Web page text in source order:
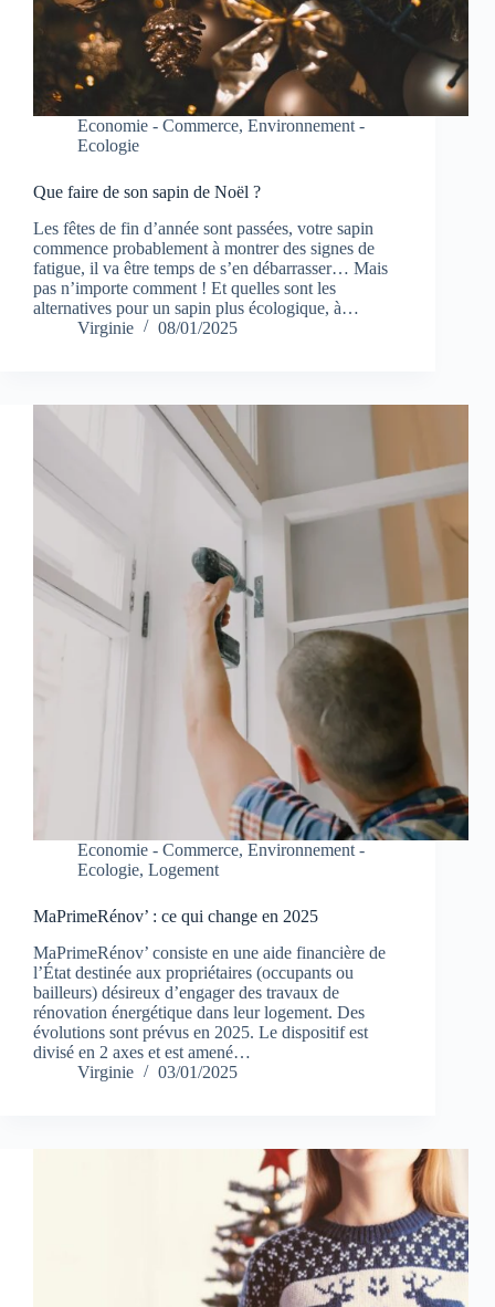
Economie - Commerce, Environnement -
Ecologie
Que faire de son sapin de Noël ?
Les fêtes de fin d’année sont passées, votre sapin
commence probablement à montrer des signes de
fatigue, il va être temps de s’en débarrasser… Mais
pas n’importe comment ! Et quelles sont les
alternatives pour un sapin plus écologique, à…
Virginie
08/01/2025
Economie - Commerce, Environnement -
Ecologie, Logement
MaPrimeRénov’ : ce qui change en 2025
MaPrimeRénov’ consiste en une aide financière de
l’État destinée aux propriétaires (occupants ou
bailleurs) désireux d’engager des travaux de
rénovation énergétique dans leur logement. Des
évolutions sont prévus en 2025. Le dispositif est
divisé en 2 axes et est amené…
Virginie
03/01/2025